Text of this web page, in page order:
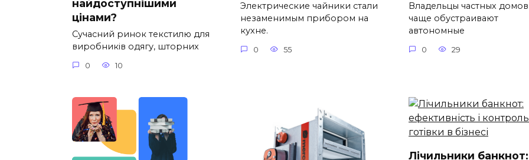
найдоступнішими
цінами?
Сучасний ринок текстилю для
виробників одягу, шторних
0 10
Электрические чайники стали
незаменимым прибором на
кухне.
0 55
Владельцы частных
чаще обустраивают
автономные
0 29
Лічильники банкнот: